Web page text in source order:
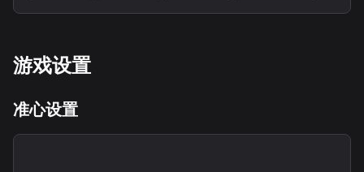
游戏设置
准心设置